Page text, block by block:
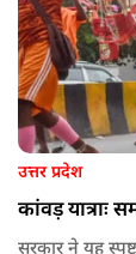
उत्तर प्रदेश
कांवड़ यात्राः
सरकार ने यह